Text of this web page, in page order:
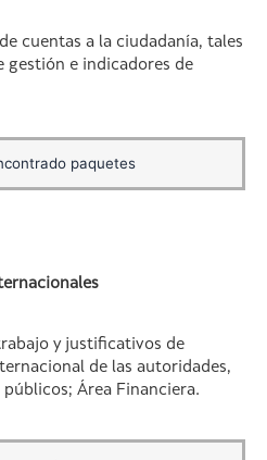
cuentas a la ciudadanía, tales
gestión e indicadores de
paquetes
y justificativos de
de las autoridades,
Área Financiera.